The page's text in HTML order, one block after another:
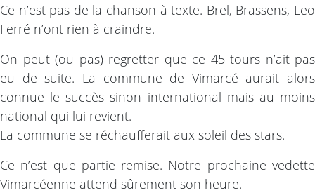
Ce n’est pas de la chanson à texte. Brel, Brassens, Leo
Ferré n’ont rien à craindre.
On peut (ou pas) regretter que ce 45 tours n’ait pas
eu de suite. La commune de Vimarcé aurait alors
connue le succès sinon international mais au moins
national qui lui revient.
La commune se réchaufferait aux soleil des stars.
Ce n’est que partie remise. Notre prochaine vedette
Vimarcéenne attend sûrement son heure.